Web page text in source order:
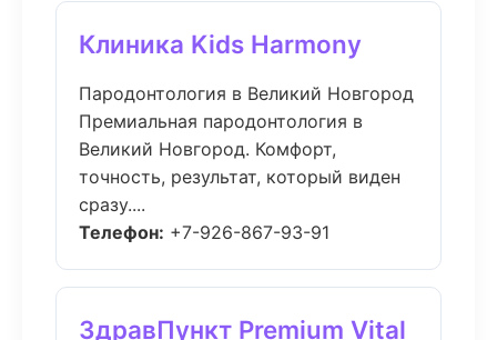
Клиника Kids Harmony
Пародонтология в Великий Новгород
Премиальная пародонтология в
Великий Новгород. Комфорт,
точность, результат, который виден
сразу....
Телефон: +7-926-867-93-91
ЗдравПункт Premium Vital